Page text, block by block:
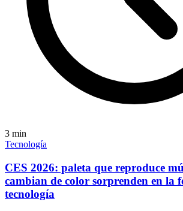
3 min
Tecnología
CES 2026: paleta que reproduce
cambian de color sorprenden en la
tecnología